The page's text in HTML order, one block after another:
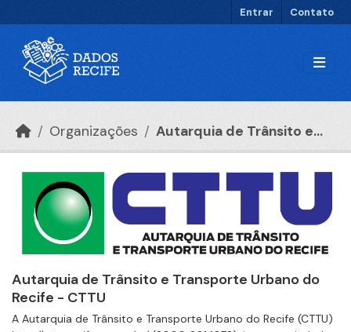
Entrar Contato
Organizações Autarquia de Trânsito e...
Autarquia de Trânsito e Transporte Urbano do
Recife - CTTU
A Autarquia de Trânsito e Transporte Urbano do Recife (CTTU)